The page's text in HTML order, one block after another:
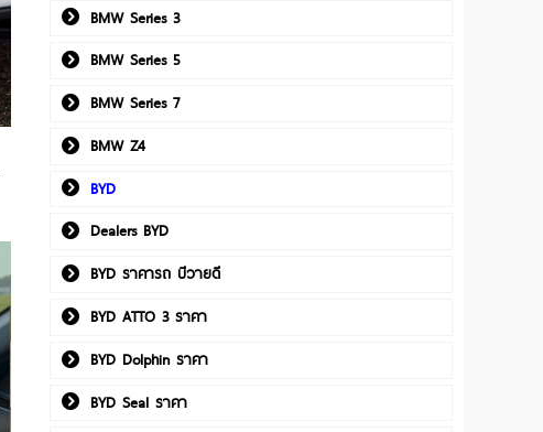
BMW Series 3
BMW Series 5
BMW Series 7
BMW Z4
BYD
Dealers BYD
BYD ราคารถ บีวายดี
BYD ATTO 3 ราคา
BYD Dolphin ราคา
BYD Seal ราคา